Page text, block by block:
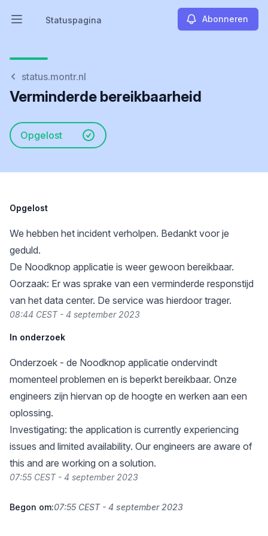
Hoofdmenu openen
Statuspagina
Statuspagina Abonneren
status.montr.nl
Verminderde bereikbaarheid
Opgelost
Opgelost
We hebben het incident verholpen. Bedankt voor je
geduld.
De Noodknop applicatie is weer gewoon bereikbaar.
Oorzaak: Er was sprake van een verminderde responstijd
van het data center. De service was hierdoor trager.
08:44 CEST - 4 september 2023
In onderzoek
Onderzoek - de Noodknop applicatie ondervindt
momenteel problemen en is beperkt bereikbaar. Onze
engineers zijn hiervan op de hoogte en werken aan een
oplossing.
Investigating: the application is currently experiencing
issues and limited availability. Our engineers are aware of
this and are working on a solution.
07:55 CEST - 4 september 2023
Begon om:07:55 CEST - 4 september 2023